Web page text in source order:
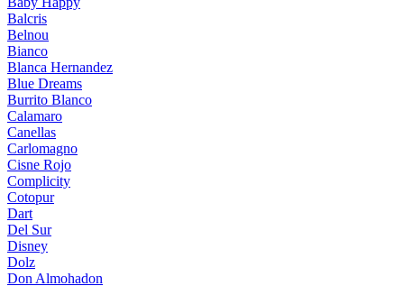
Balcris
Belnou
Bianco
Blanca Hernandez
Blue Dreams
Burrito Blanco
Calamaro
Canellas
Carlomagno
Cisne Rojo
Complicity
Cotopur
Dart
Del Sur
Disney
Dolz
Don Almohadon